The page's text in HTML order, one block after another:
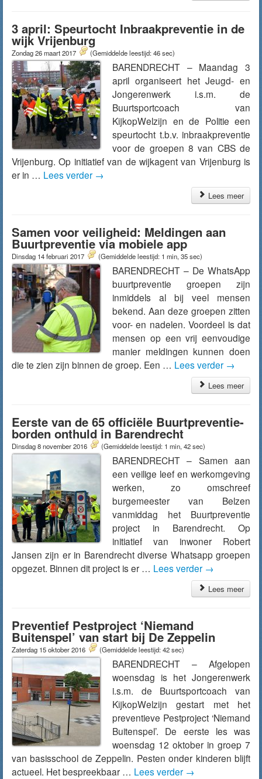
3 april: Speurtocht Inbraakpreventie in de
wijk Vrijenburg
Zondag 26 maart 2017 (Gemiddelde leestijd: 46 sec)
BARENDRECHT – Maandag 3
april organiseert het Jeugd- en
Jongerenwerk i.s.m. de
Buurtsportcoach van
KijkopWelzijn en de Politie een
speurtocht t.b.v. inbraakpreventie
voor de groepen 8 van CBS de
Vrijenburg. Op initiatief van de wijkagent van Vrijenburg is
er in … Lees verder →
Lees meer
Samen voor veiligheid: Meldingen aan
Buurtpreventie via mobiele app
Dinsdag 14 februari 2017 (Gemiddelde leestijd: 1 min, 35 sec)
BARENDRECHT – De WhatsApp
buurtpreventie groepen zijn
inmiddels al bij veel mensen
bekend. Aan deze groepen zitten
voor- en nadelen. Voordeel is dat
mensen op een vrij eenvoudige
manier meldingen kunnen doen
die te zien zijn binnen de groep. Een … Lees verder →
Lees meer
Eerste van de 65 officiële Buurtpreventie-
borden onthuld in Barendrecht
Dinsdag 8 november 2016 (Gemiddelde leestijd: 1 min, 42 sec)
BARENDRECHT – Samen aan
een veilige leef en werkomgeving
werken, zo omschreef
burgemeester van Belzen
vanmiddag het Buurtpreventie
project in Barendrecht. Op
initiatief van inwoner Robert
Jansen zijn er in Barendrecht diverse Whatsapp groepen
opgezet. Binnen dit project is er … Lees verder →
Lees meer
Preventief Pestproject ‘Niemand
Buitenspel’ van start bij De Zeppelin
Zaterdag 15 oktober 2016 (Gemiddelde leestijd: 42 sec)
BARENDRECHT – Afgelopen
woensdag is het Jongerenwerk
i.s.m. de Buurtsportcoach van
KijkopWelzijn gestart met het
preventieve Pestproject ‘Niemand
Buitenspel’. De eerste les was
woensdag 12 oktober in groep 7
van basisschool de Zeppelin. Pesten onder kinderen blijft
actueel. Het bespreekbaar … Lees verder →